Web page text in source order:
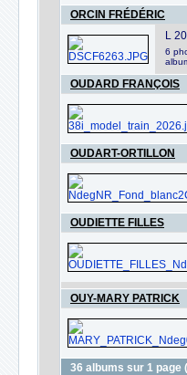
ORCIN FRÉDÉRIC
L
6
OUDARD FRANÇOIS
OUDART-ORTILLON
OUDIETTE FILLES
OUY-MARY PATRICK
36 albums sur 1 page